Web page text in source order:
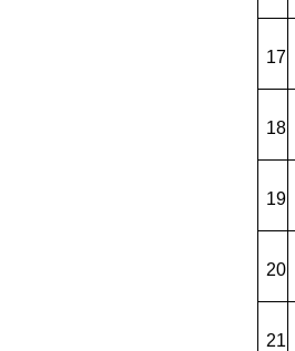
17
18
19
20
21